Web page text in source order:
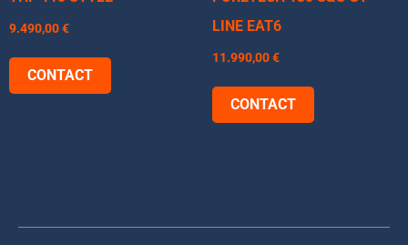
9.490,00€
CONTACT
LINE EAT6
11.990,00€
CONTACT